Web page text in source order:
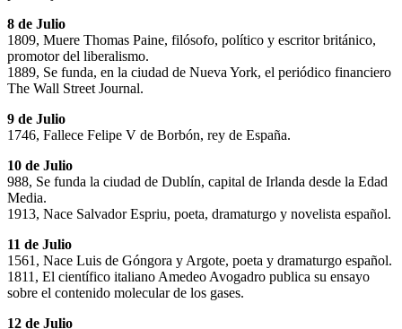
8 de Julio
1809, Muere Thomas Paine, filósofo, político y escritor británico,
promotor del liberalismo.
1889, Se funda, en la ciudad de Nueva York, el periódico financiero
The Wall Street Journal.
9 de Julio
1746, Fallece Felipe V de Borbón, rey de España.
10 de Julio
988, Se funda la ciudad de Dublín, capital de Irlanda desde la Edad
Media.
1913, Nace Salvador Espriu, poeta, dramaturgo y novelista español.
11 de Julio
1561, Nace Luis de Góngora y Argote, poeta y dramaturgo español.
1811, El científico italiano Amedeo Avogadro publica su ensayo
sobre el contenido molecular de los gases.
12 de Julio